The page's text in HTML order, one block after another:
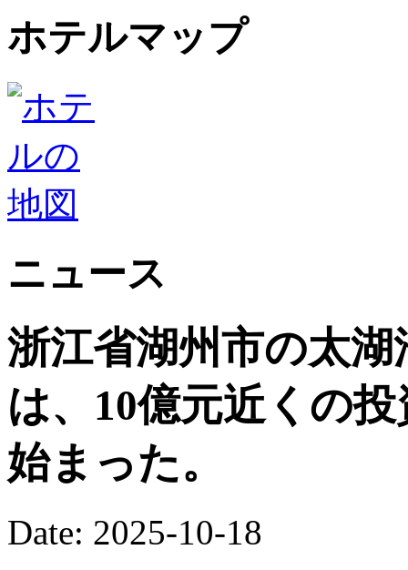
ホテルマップ
ニュース
浙江省湖州市の太
は、10億元近くの
始まった。
Date: 2025-10-18